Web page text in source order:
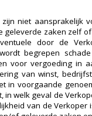
niet aansprakelijk
zaken zelf
door de
begrepen
voor vergoeding in
van winst,
in voorgaande
welk geval de
van de